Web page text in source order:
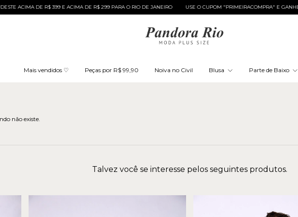
ACIMA DE R$ 399 E ACIMA DE R$ 299 PARA O RIO DE JANEIRO USE O CUPOM "PRIMEIRACOMPRA" E GANHE 10%
Mais vendidos ♡ Peças por R$ 99,90 Noiva no Civil Blusa Parte de Baixo
não existe.
Talvez você se interesse pelos seguintes produtos.